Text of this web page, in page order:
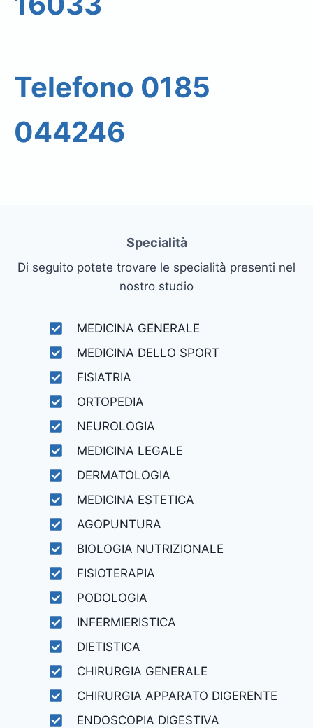
Telefono 0185
044246
Specialità
Di seguito potete trovare le specialità presenti nel
nostro studio
MEDICINA GENERALE
MEDICINA DELLO SPORT
FISIATRIA
ORTOPEDIA
NEUROLOGIA
MEDICINA LEGALE
DERMATOLOGIA
MEDICINA ESTETICA
AGOPUNTURA
BIOLOGIA NUTRIZIONALE
FISIOTERAPIA
PODOLOGIA
INFERMIERISTICA
DIETISTICA
CHIRURGIA GENERALE
CHIRURGIA APPARATO DIGERENTE
ENDOSCOPIA DIGESTIVA